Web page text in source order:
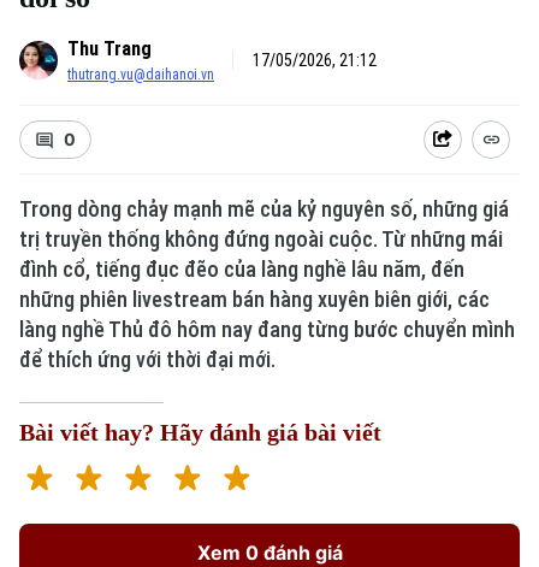
Thu Trang
thutrang.vu@daihanoi.vn
17/05/2026, 21:12
0
Trong dòng chảy mạnh mẽ của kỷ nguyên số, những giá
trị truyền thống không đứng ngoài cuộc. Từ những mái
đình cổ, tiếng đục đẽo của làng nghề lâu năm, đến
những phiên livestream bán hàng xuyên biên giới, các
làng nghề Thủ đô hôm nay đang từng bước chuyển mình
để thích ứng với thời đại mới.
Bài viết hay? Hãy đánh giá bài viết
Xem 0 đánh giá